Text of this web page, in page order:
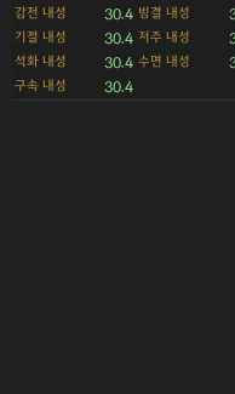
감전 내성 30.4 빙결 내성
기절 내성 30.4 저주 내성
석화 내성 30.4 수면 내성
구속 내성 30.4